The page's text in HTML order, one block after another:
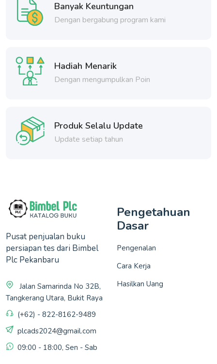
Banyak Keuntungan
Dengan bergabung program kami
Hadiah Menarik
Dengan mengumpulkan Poin
Produk Selalu Update
Update setiap tahun
Pusat penjualan buku
persiapan tes dari Bimbel
Plc Pekanbaru
Jalan Samarinda No 32B,
Tangkerang Utara, Bukit Raya
(+62) - 822-8162-9489
plcads2024@gmail.com
09:00 - 18:00, Sen - Sab
Pengetahuan
Dasar
Pengenalan
Cara Kerja
Hasilkan Uang